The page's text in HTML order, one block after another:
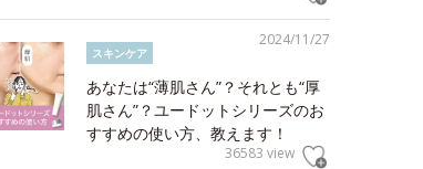
2024/11/27
スキンケア
あなたは“薄肌さん”？それとも“厚
肌さん”？ユードットシリーズのお
すすめの使い方、教えます！
36583 view